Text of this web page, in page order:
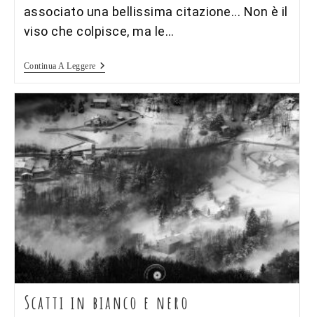
associato una bellissima citazione... Non è il
viso che colpisce, ma le…
Continua A LeggereRaccolta
Scatti in bianco e nero